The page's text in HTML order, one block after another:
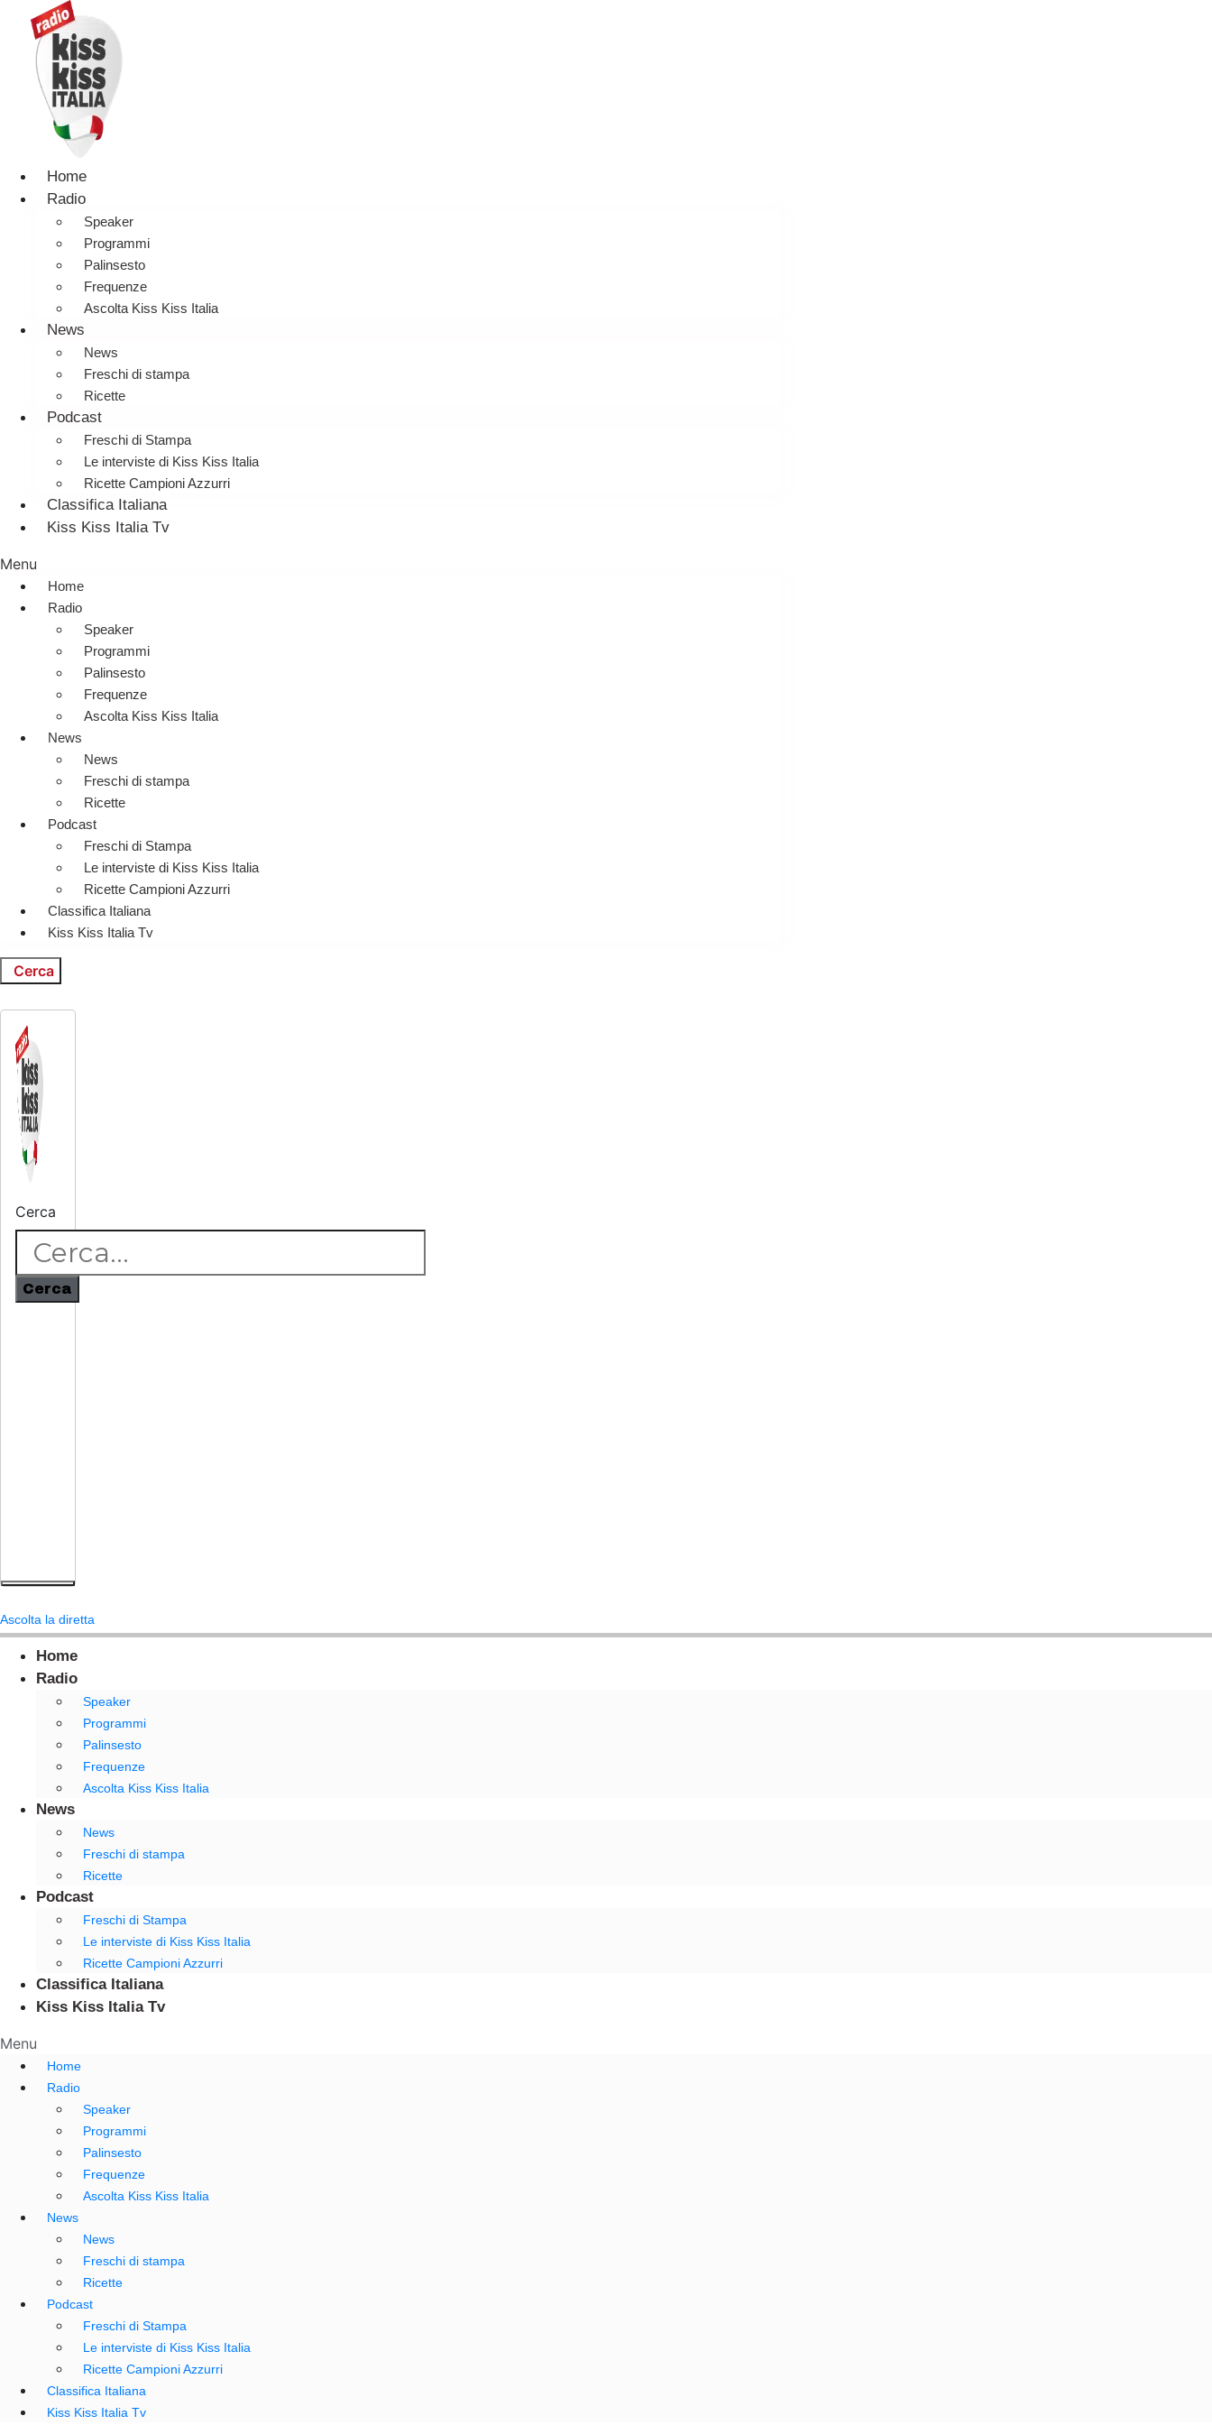
Home
Radio
Speaker
Programmi
Palinsesto
Frequenze
Ascolta Kiss Kiss Italia
News
News
Freschi di stampa
Ricette
Podcast
Freschi di Stampa
Le interviste di Kiss Kiss Italia
Ricette Campioni Azzurri
Classifica Italiana
Kiss Kiss Italia Tv
Menu
Home
Radio
Speaker
Programmi
Palinsesto
Frequenze
Ascolta Kiss Kiss Italia
News
News
Freschi di stampa
Ricette
Podcast
Freschi di Stampa
Le interviste di Kiss Kiss Italia
Ricette Campioni Azzurri
Classifica Italiana
Kiss Kiss Italia Tv
Cerca
Cerca
Cerca
Ascolta la diretta
Home
Radio
Speaker
Programmi
Palinsesto
Frequenze
Ascolta Kiss Kiss Italia
News
News
Freschi di stampa
Ricette
Podcast
Freschi di Stampa
Le interviste di Kiss Kiss Italia
Ricette Campioni Azzurri
Classifica Italiana
Kiss Kiss Italia Tv
Menu
Home
Radio
Speaker
Programmi
Palinsesto
Frequenze
Ascolta Kiss Kiss Italia
News
News
Freschi di stampa
Ricette
Podcast
Freschi di Stampa
Le interviste di Kiss Kiss Italia
Ricette Campioni Azzurri
Classifica Italiana
Kiss Kiss Italia Tv